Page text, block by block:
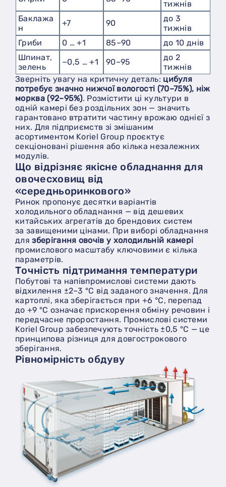
тижнів
Баклажа
н
+7 90
до 3
тижнів
Гриби
0 … +1 85–90
до 10 днів
Шпинат,
зелень
−0,5 … +1 90–95
до 2
тижнів
Зверніть увагу на критичну деталь: цибуля
потребує значно нижчої вологості (70–75%), ніж
морква (92–95%). Розмістити ці культури в
одній камері без роздільних зон — значить
гарантовано втратити частину врожаю однієї з
них. Для підприємств зі змішаним
асортиментом Koriel Group проєктує
секціоновані рішення або кілька незалежних
модулів.
Що відрізняє якісне обладнання для
овочесховищ від
«середньоринкового»
Ринок пропонує десятки варіантів
холодильного обладнання — від дешевих
китайських агрегатів до брендових систем
за завищеними цінами. При виборі обладнання
длязберігання овочів у холодильній камері
промислового масштабу ключовими є кілька
параметрів.
Точність підтримання температури
Побутові та напівпромислові системи дають
відхилення ±2–3 °С від заданого значення. Для
картоплі, яка зберігається при +6 °С, перепад
до +9 °С означає прискорення обміну речовин і
передчасне проростання. Промислові системи
Koriel Group забезпечують точність ±0,5 °С — це
принципова різниця для довгострокового
зберігання.
Рівномірність обдуву